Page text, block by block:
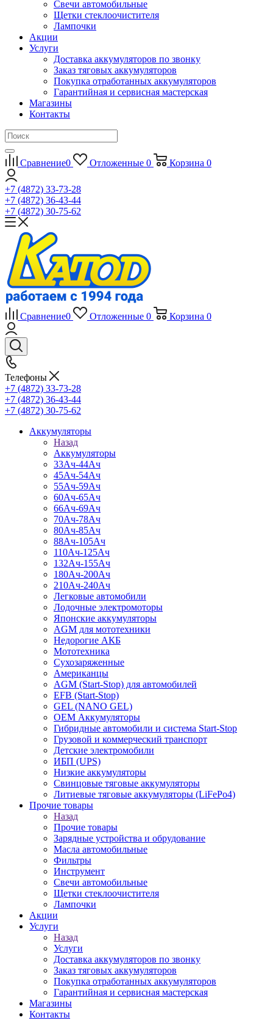
Свечи автомобильные
Щетки стеклоочистителя
Лампочки
Акции
Услуги
Доставка аккумуляторов по звонку
Заказ тяговых аккумуляторов
Покупка отработанных аккумуляторов
Гарантийная и сервисная мастерская
Магазины
Контакты
Сравнение0 Отложенные 0 Корзина 0
+7 (4872) 33-73-28
+7 (4872) 36-43-44
+7 (4872) 30-75-62
Сравнение0 Отложенные 0 Корзина 0
Телефоны
+7 (4872) 33-73-28
+7 (4872) 36-43-44
+7 (4872) 30-75-62
Аккумуляторы
Назад
Аккумуляторы
33Ач-44Ач
45Ач-54Ач
55Ач-59Ач
60Ач-65Ач
66Ач-69Ач
70Ач-78Ач
80Ач-85Ач
88Ач-105Ач
110Ач-125Ач
132Ач-155Ач
180Ач-200Ач
210Ач-240Ач
Легковые автомобили
Лодочные электромоторы
Японские аккумуляторы
AGM для мототехники
Недорогие АКБ
Мототехника
Сухозаряженные
Американцы
AGM (Start-Stop) для автомобилей
EFB (Start-Stop)
GEL (NANO GEL)
OEM Аккумуляторы
Гибридные автомобили и система Start-Stop
Грузовой и коммерческий транспорт
Детские электромобили
ИБП (UPS)
Низкие аккумуляторы
Свинцовые тяговые аккумуляторы
Литиевые тяговые аккумуляторы (LiFePo4)
Прочие товары
Назад
Прочие товары
Зарядные устройства и обрудование
Масла автомобильные
Фильтры
Инструмент
Свечи автомобильные
Щетки стеклоочистителя
Лампочки
Акции
Услуги
Назад
Услуги
Доставка аккумуляторов по звонку
Заказ тяговых аккумуляторов
Покупка отработанных аккумуляторов
Гарантийная и сервисная мастерская
Магазины
Контакты